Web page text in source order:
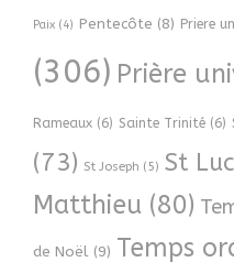
Paix (4) Pentecôte (8) Priere
(306) Prière
Rameaux (6) Sainte Trinité (6)
(73) St Joseph (5) St Luc
Matthieu (80)
de Noël (9) Temps